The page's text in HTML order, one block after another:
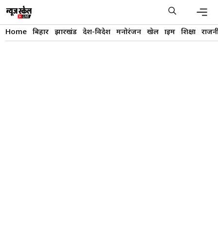
content
Home बिहार झारखंड देश-विदेश मनोरंजन खेल क्राइम शिक्षा